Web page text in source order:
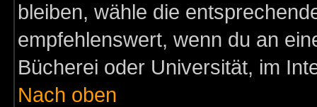
bleiben, wähle die
empfehlenswert, wenn du an
Bücherei oder Universität, im
Nach oben